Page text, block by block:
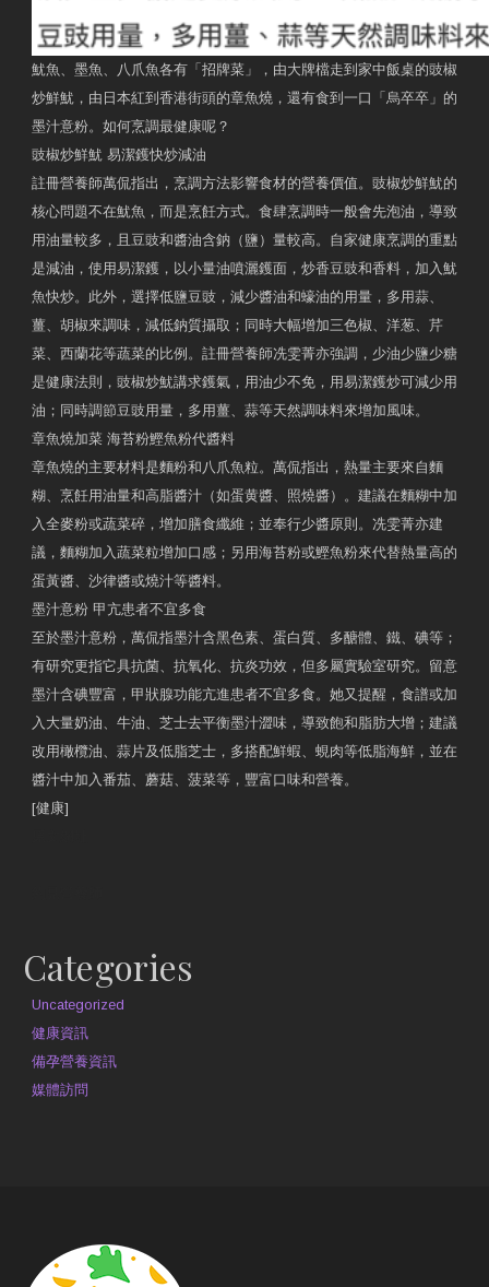
魷魚、墨魚、八爪魚各有「招牌菜」，由大牌檔走到家中飯桌的豉椒
炒鮮魷，由日本紅到香港街頭的章魚燒，還有食到一口「烏卒卒」的
墨汁意粉。如何烹調最健康呢？
豉椒炒鮮魷 易潔鑊快炒減油
註冊營養師萬侃指出，烹調方法影響食材的營養價值。豉椒炒鮮魷的
核心問題不在魷魚，而是烹飪方式。食肆烹調時一般會先泡油，導致
用油量較多，且豆豉和醬油含鈉（鹽）量較高。自家健康烹調的重點
是減油，使用易潔鑊，以小量油噴灑鑊面，炒香豆豉和香料，加入魷
魚快炒。此外，選擇低鹽豆豉，減少醬油和蠔油的用量，多用蒜、
薑、胡椒來調味，減低鈉質攝取；同時大幅增加三色椒、洋葱、芹
菜、西蘭花等蔬菜的比例。註冊營養師冼雯菁亦強調，少油少鹽少糖
是健康法則，豉椒炒魷講求鑊氣，用油少不免，用易潔鑊炒可減少用
油；同時調節豆豉用量，多用薑、蒜等天然調味料來增加風味。
章魚燒加菜 海苔粉鰹魚粉代醬料
章魚燒的主要材料是麵粉和八爪魚粒。萬侃指出，熱量主要來自麵
糊、烹飪用油量和高脂醬汁（如蛋黄醬、照燒醬）。建議在麵糊中加
入全麥粉或蔬菜碎，增加膳食纖維；並奉行少醬原則。冼雯菁亦建
議，麵糊加入蔬菜粒增加口感；另用海苔粉或鰹魚粉來代替熱量高的
蛋黃醬、沙律醬或燒汁等醬料。
墨汁意粉 甲亢患者不宜多食
至於墨汁意粉，萬侃指墨汁含黑色素、蛋白質、多醣體、鐵、碘等；
有研究更指它具抗菌、抗氧化、抗炎功效，但多屬實驗室研究。留意
墨汁含碘豐富，甲狀腺功能亢進患者不宜多食。她又提醒，食譜或加
入大量奶油、牛油、芝士去平衡墨汁澀味，導致飽和脂肪大增；建議
改用橄欖油、蒜片及低脂芝士，多搭配鮮蝦、蜆肉等低脂海鮮，並在
醬汁中加入番茄、蘑菇、菠菜等，豐富口味和營養。
[健康]
Categories
Uncategorized
健康資訊
備孕營養資訊
媒體訪問